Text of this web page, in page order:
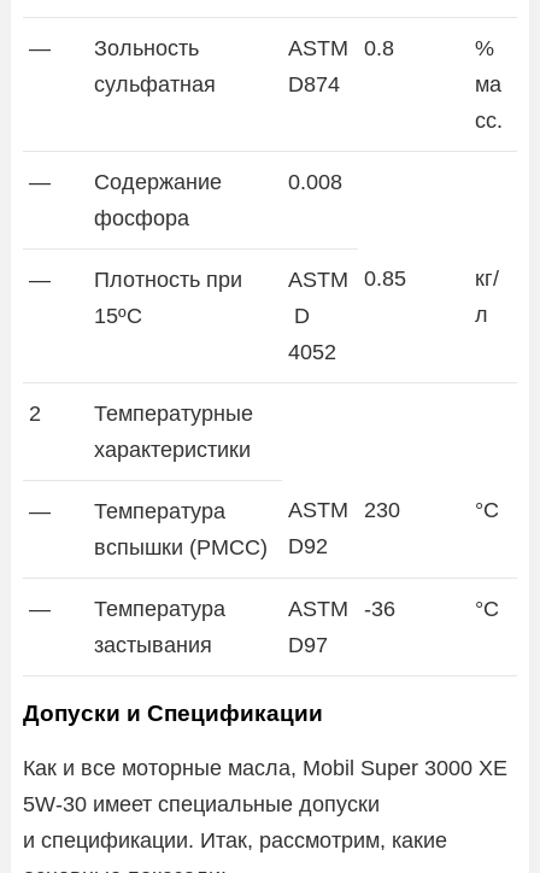
—
Зольность
сульфатная
ASTM
D874
0.8
%
ма
сc.
—
Содержание
фосфора
0.008
—
Плотность при
15ºC
ASTM
D
4052
0.85
кг/
л
2
Температурные
характеристики
—
Температура
вспышки (PMCC)
ASTM
D92
230 °C
—
Температура
застывания
ASTM
D97
-36 °C
Допуски и Спецификации
Как и все моторные масла, Mobil Super 3000 XE
5W-30 имеет специальные допуски
и спецификации. Итак, рассмотрим, какие